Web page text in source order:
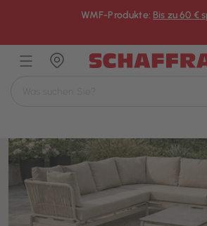
WMF-Produkte: Bis zu 60 €